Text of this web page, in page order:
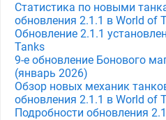
Статистика по новыми
обновления 2.1.1 в World of
Обновление 2.1.1
Tanks
9-е обновление Бонового
(январь 2026)
Обзор новых механик
обновления 2.1.1 в World of
Подробности обновления